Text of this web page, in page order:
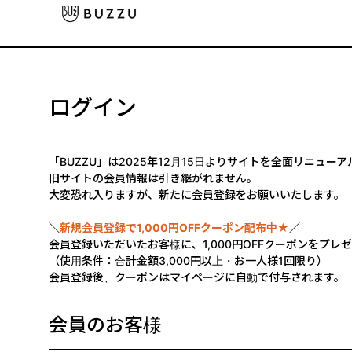
ログイン
「BUZZU」は2025年12月15日よりサイトを全面リニューア
旧サイトの会員情報は引き継がれません。
大変恐れ入りますが、新たに会員登録をお願いいたします。
＼新規会員登録で1,000円OFFクーポン配布中★ ／
会員登録いただいたお客様に、1,000円OFFクーポンをプレゼ
（使用条件：合計金額3,000円以上・お一人様1回限り）
会員登録後、クーポンはマイページに自動で付与されます。
会員のお客様